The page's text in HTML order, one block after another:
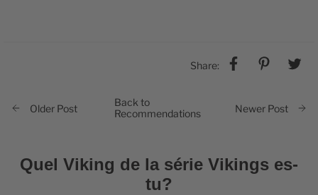
Share:
Older Post
Back to
Recommendations
Newer Post
Quel Viking de la série Vikings es-
tu?